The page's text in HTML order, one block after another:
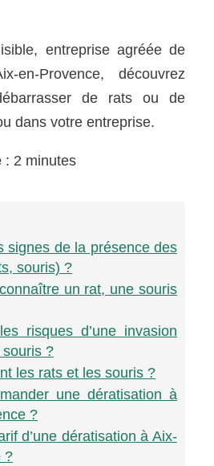
entreprise agréée de
en-Provence, découvrez
de rats ou de
dans votre entreprise.
: 2 minutes
signes de la présence des
souris) ?
un rat, une souris
risques d’une invasion
?
les rats et les souris ?
une dératisation à
?
d’une dératisation à Aix-
?